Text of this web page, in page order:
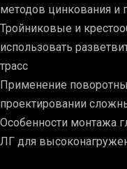
методов цинкования
Тройниковые и
использовать
трасс
Применение
проектировании
Особенности монтажа
ЛГ для